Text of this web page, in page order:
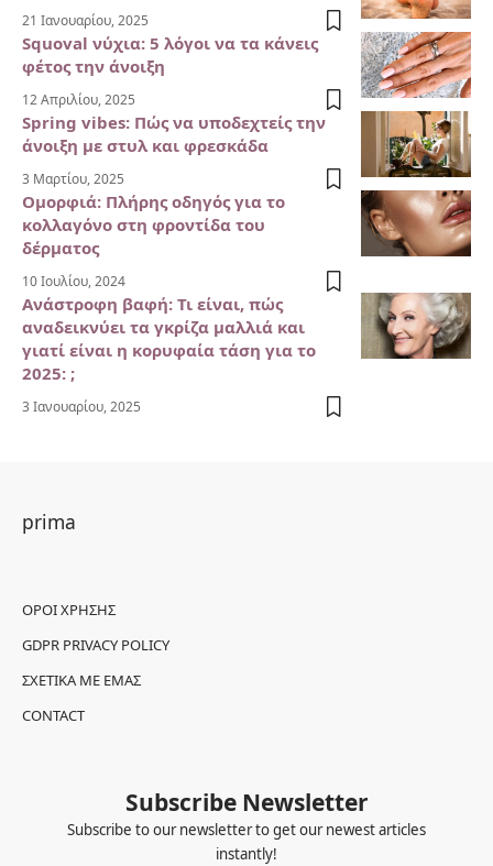
21 Ιανουαρίου, 2025
Squoval νύχια: 5 λόγοι να τα κάνεις
φέτος την άνοιξη
12 Απριλίου, 2025
Spring vibes: Πώς να υποδεχτείς την
άνοιξη με στυλ και φρεσκάδα
3 Μαρτίου, 2025
Ομορφιά: Πλήρης οδηγός για το
κολλαγόνο στη φροντίδα του
δέρματος
10 Ιουλίου, 2024
Ανάστροφη βαφή: Τι είναι, πώς
αναδεικνύει τα γκρίζα μαλλιά και
γιατί είναι η κορυφαία τάση για το
2025: ;
3 Ιανουαρίου, 2025
prima
ΌΡΟΙ ΧΡΉΣΗΣ
GDPR PRIVACY POLICY
ΣΧΕΤΙΚΆ ΜΕ ΕΜΆΣ
CONTACT
Subscribe Newsletter
Subscribe to our newsletter to get our newest articles
instantly!